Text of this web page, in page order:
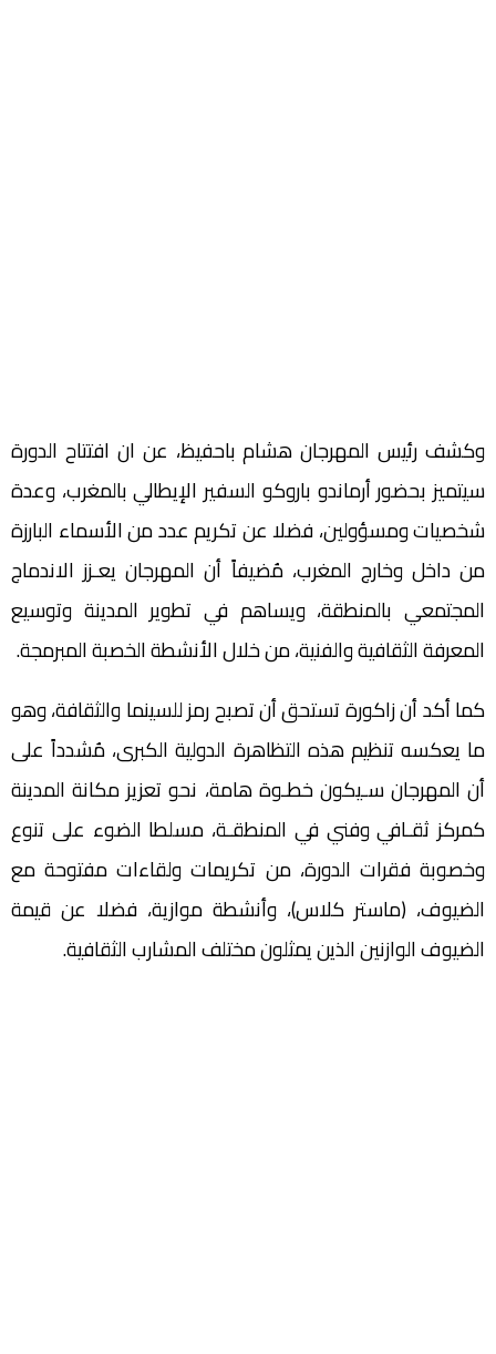
وكشف رئيس المهرجان هشام باحفيظ، عن ان افتتاح الدورة
سيتميز بحضور أرماندو باروكو السفير الإيطالي بالمغرب، وعدة
شخصيات ومسؤولين، فضلا عن تكريم عدد من الأسماء البارزة
من داخل وخارج المغرب، مُضيفاً أن المهرجان يعـزز الاندماج
المجتمعي بالمنطقة، ويساهم في تطوير المدينة وتوسيع
المعرفة الثقافية والفنية، من خلال الأنشطة الخصبة المبرمجة.
كما أكد أن زاكورة تستحق أن تصبح رمز للسينما والثقافة، وهو
ما يعكسه تنظيم هذه التظاهرة الدولية الكبرى، مُشدداً على
أن المهرجان سـيكون خطـوة هامة، نحو تعزيز مكانة المدينة
كمركز ثقـافي وفني في المنطقـة، مسلطا الضوء على تنوع
وخصوبة فقرات الدورة، من تكريمات ولقاءات مفتوحة مع
الضيوف، (ماستر كلاس)، وأنشطة موازية، فضلا عن قيمة
الضيوف الوازنين الذين يمثلون مختلف المشارب الثقافية.